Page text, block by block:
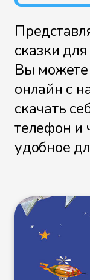
сказки
Вы можете
онлайн с
скачать
телефон и
удобное